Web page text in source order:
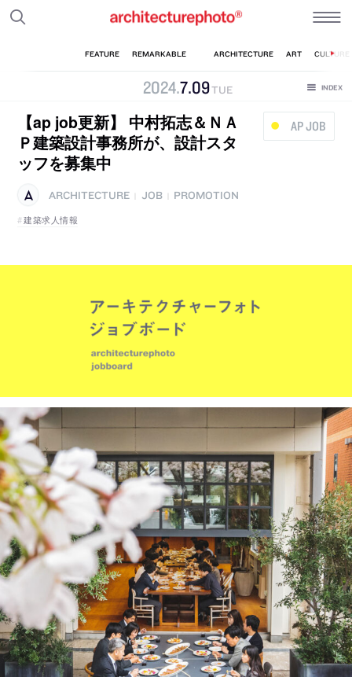
2024.7.09TUE
AP JOB
【ap job更新】 中村拓志＆ＮＡ
Ｐ建築設計事務所が、設計スタ
ッフを募集中
ARCHITECTURE JOB
PROMOTION
建築求人情報